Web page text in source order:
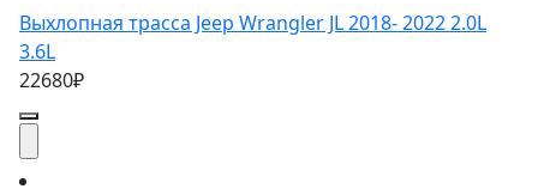
Выхлопная трасса Jeep Wrangler JL 2018- 2022 2.0L
3.6L
22680₽